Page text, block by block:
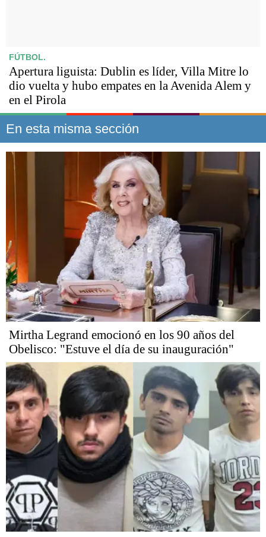
FÚTBOL.
Apertura liguista: Dublin es líder, Villa Mitre lo
dio vuelta y hubo empates en la Avenida Alem y
en el Pirola
En esta misma sección
Mirtha Legrand emocionó en los 90 años del
Obelisco: "Estuve el día de su inauguración"